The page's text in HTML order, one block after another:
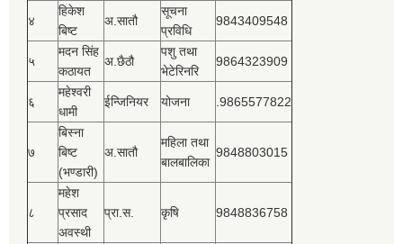
४
हिकेश
बिष्‍ट
अ.सातौ
सूचना
प्रविधि
9843409548
५
मदन सिंह
कठायत
अ.छैठौ
पशु तथा
भेटेरिनरि
9864323909
६
महेश्‍वरी
धामी
ईन्जिनियर योजना .9865577822
७
बिस्‍ना
बिष्‍ट
(भण्डारी)
अ.सातौ
महिला तथा
बालबालिका
9848803015
८
महेश
प्रसाद
अवस्थी
प्रा.स. कृषि 9848836758